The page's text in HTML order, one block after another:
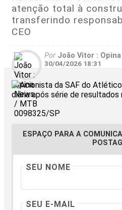
atenção total à
transferindo
CEO
Por João Vitor : Opina
30/04/2026 18:31
ESPAÇO PARA A
SEU NOME
SEU E-MAIL